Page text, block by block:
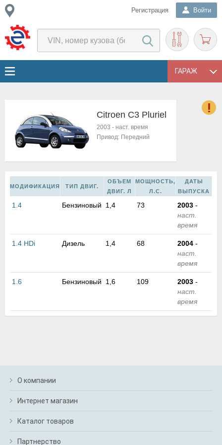
Регистрация Войти
ГАРАЖ
Citroen C3 Pluriel
2003 - наст. время
Привод: Передний
МОДИФИКАЦИЯ ТИП ДВИГ.
ОБЪЕМ
ДВИГ. Л
МОЩНОСТЬ,
Л.С.
ДАТЫ
ВЫПУСКА
1.4 Бензиновый 1,4 73 2003 -
наст.
время
1.4 HDi Дизель 1,4 68 2004 -
наст.
время
1.6 Бензиновый 1,6 109 2003 -
наст.
время
О компании
Интернет магазин
Каталог товаров
Партнерство